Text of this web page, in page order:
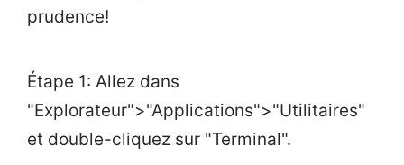
prudence!
Étape 1: Allez dans
"Explorateur">"Applications">"Utilitaires"
et double-cliquez sur "Terminal".